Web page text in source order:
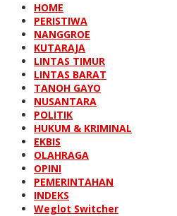
HOME
PERISTIWA
NANGGROE
KUTARAJA
LINTAS TIMUR
LINTAS BARAT
TANOH GAYO
NUSANTARA
POLITIK
HUKUM & KRIMINAL
EKBIS
OLAHRAGA
OPINI
PEMERINTAHAN
INDEKS
Weglot Switcher